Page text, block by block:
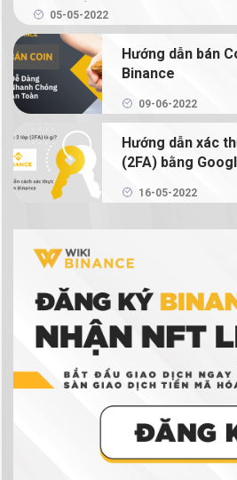
Binance Earn là gì?
crypto với Binance Earn
Margin Binance là gì?
trên Binance
Hướng dẫn chi tiết
Futures
NFT là gì? Hướng dẫn
Binance
Ví tiền điện tử là gì?
tử để giao dịch tiền điện tử không?
MỚI (GIẢM 20% PHÍ GIAO DỊCH
NGƯỜI ĐỌC)
05-05-2022
Hướng dẫn bán
Binance
09-06-2022
Hướng dẫn xác
(2FA) bằng
16-05-2022